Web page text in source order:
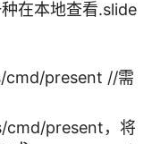
在本地查看.slide
cmd/present //需
present，将